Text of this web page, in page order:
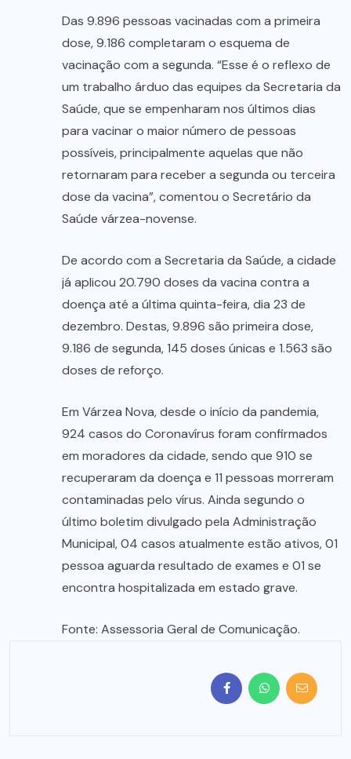
Das 9.896 pessoas vacinadas com a primeira
dose, 9.186 completaram o esquema de
vacinação com a segunda. “Esse é o reflexo de
um trabalho árduo das equipes da Secretaria da
Saúde, que se empenharam nos últimos dias
para vacinar o maior número de pessoas
possíveis, principalmente aquelas que não
retornaram para receber a segunda ou terceira
dose da vacina”, comentou o Secretário da
Saúde várzea-novense.
De acordo com a Secretaria da Saúde, a cidade
já aplicou 20.790 doses da vacina contra a
doença até a última quinta-feira, dia 23 de
dezembro. Destas, 9.896 são primeira dose,
9.186 de segunda, 145 doses únicas e 1.563 são
doses de reforço.
Em Várzea Nova, desde o início da pandemia,
924 casos do Coronavírus foram confirmados
em moradores da cidade, sendo que 910 se
recuperaram da doença e 11 pessoas morreram
contaminadas pelo vírus. Ainda segundo o
último boletim divulgado pela Administração
Municipal, 04 casos atualmente estão ativos, 01
pessoa aguarda resultado de exames e 01 se
encontra hospitalizada em estado grave.
Fonte: Assessoria Geral de Comunicação.